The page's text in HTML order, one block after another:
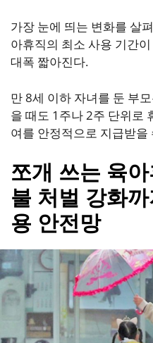
가장 눈에 띄는 변화를 살
아휴직의 최소 사용 기간
대폭 짧아진다.
만 8세 이하 자녀를 둔 부
을 때도 1주나 2주 단위로
여를 안정적으로 지급받을
쪼개 쓰는 육
불 처벌 강화
용 안전망